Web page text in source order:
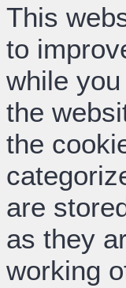
This
to
while
the
the
are
as they
working